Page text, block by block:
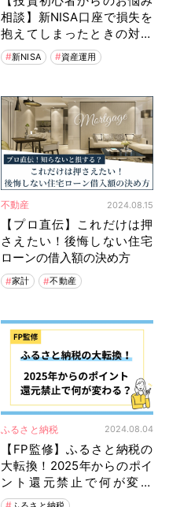
相談】新NISA口座で損失を
抱えてしまったときの対処
方と心構え
新NISA 資産運用
不動産 2024.08.15
【プロ直伝】これだけは押
さえたい！後悔しない住宅
ローンの借入額の決め方
家計 不動産
ふるさと納税 2024.08.04
【FP監修】ふるさと納税の
大転換！2025年からのポイ
ント還元禁止で何が変わ
る？